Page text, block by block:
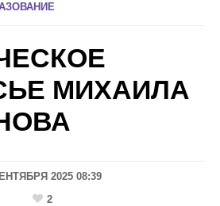
МИХАИЛА
2025 08:39
2